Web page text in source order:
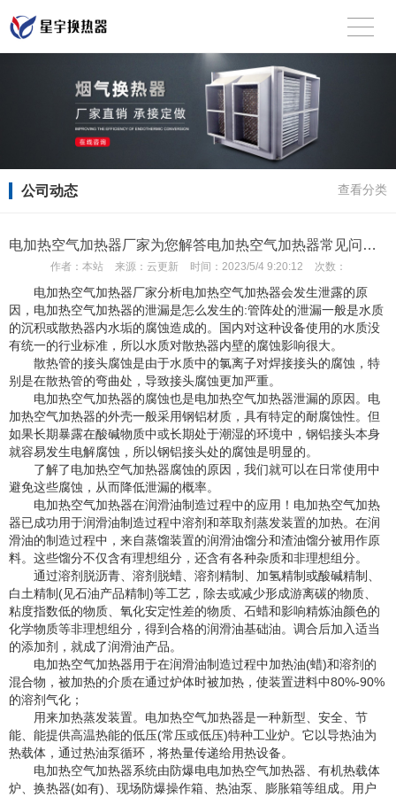
公司动态 查看分类
电加热空气加热器厂家为您解答电加热空气加热器常见问题解决办法
作者： 本站 来源： 云更新 时间： 2023/5/4 9:20:12 次数：
电加热空气加热器厂家分析电加热空气加热器会发生泄露的原
因，电加热空气加热器的泄漏是怎么发生的:管阵处的泄漏一般是水质
的沉积或散热器内水垢的腐蚀造成的。国内对这种设备使用的水质没
有统一的行业标准，所以水质对散热器内壁的腐蚀影响很大。
散热管的接头腐蚀是由于水质中的氯离子对焊接接头的腐蚀，特
别是在散热管的弯曲处，导致接头腐蚀更加严重。
电加热空气加热器的腐蚀也是电加热空气加热器泄漏的原因。电
加热空气加热器的外壳一般采用钢铝材质，具有特定的耐腐蚀性。但
如果长期暴露在酸碱物质中或长期处于潮湿的环境中，钢铝接头本身
就容易发生电解腐蚀，所以钢铝接头处的腐蚀是明显的。
了解了电加热空气加热器腐蚀的原因，我们就可以在日常使用中
避免这些腐蚀，从而降低泄漏的概率。
电加热空气加热器在润滑油制造过程中的应用！电加热空气加热
器已成功用于润滑油制造过程中溶剂和萃取剂蒸发装置的加热。在润
滑油的制造过程中，来自蒸馏装置的润滑油馏分和渣油馏分被用作原
料。这些馏分不仅含有理想组分，还含有各种杂质和非理想组分。
通过溶剂脱沥青、溶剂脱蜡、溶剂精制、加氢精制或酸碱精制、
白土精制(见石油产品精制)等工艺，除去或减少形成游离碳的物质、
粘度指数低的物质、氧化安定性差的物质、石蜡和影响精炼油颜色的
化学物质等非理想组分，得到合格的润滑油基础油。调合后加入适当
的添加剂，就成了润滑油产品。
电加热空气加热器用于在润滑油制造过程中加热油(蜡)和溶剂的
混合物，被加热的介质在通过炉体时被加热，使装置进料中80%-90%
的溶剂气化；
用来加热蒸发装置。电加热空气加热器是一种新型、安全、节
能、能提供高温热能的低压(常压或低压)特种工业炉。它以导热油为
热载体，通过热油泵循环，将热量传递给用热设备。
电加热空气加热器系统由防爆电电加热空气加热器、有机热载体
炉、换热器(如有)、现场防爆操作箱、热油泵、膨胀箱等组成。用户